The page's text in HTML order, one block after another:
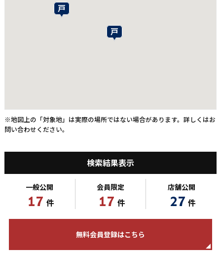
※地図上の「対象地」は実際の場所ではない場合があります。詳しくはお
問い合わせください。
検索結果表示
一般公開
17 件
会員限定
17 件
店舗公開
27 件
無料会員登録はこちら